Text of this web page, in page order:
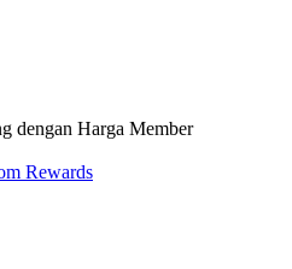
dengan Harga Member
Rewards